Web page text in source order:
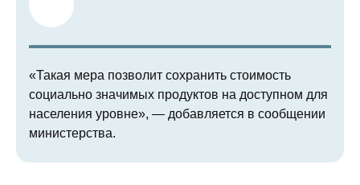
«Такая мера позволит сохранить стоимость
социально значимых продуктов на доступном для
населения уровне», — добавляется в сообщении
министерства.